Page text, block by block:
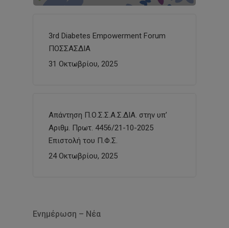
3rd Diabetes Empowerment Forum
ΠΟΣΣΑΣΔΙΑ
31 Οκτωβρίου, 2025
Απάντηση Π.Ο.Σ.Σ.Α.Σ.ΔΙΑ. στην υπ’
Αριθμ. Πρωτ. 4456/21-10-2025
Επιστολή του Π.Φ.Σ.
24 Οκτωβρίου, 2025
Ενημέρωση – Νέα